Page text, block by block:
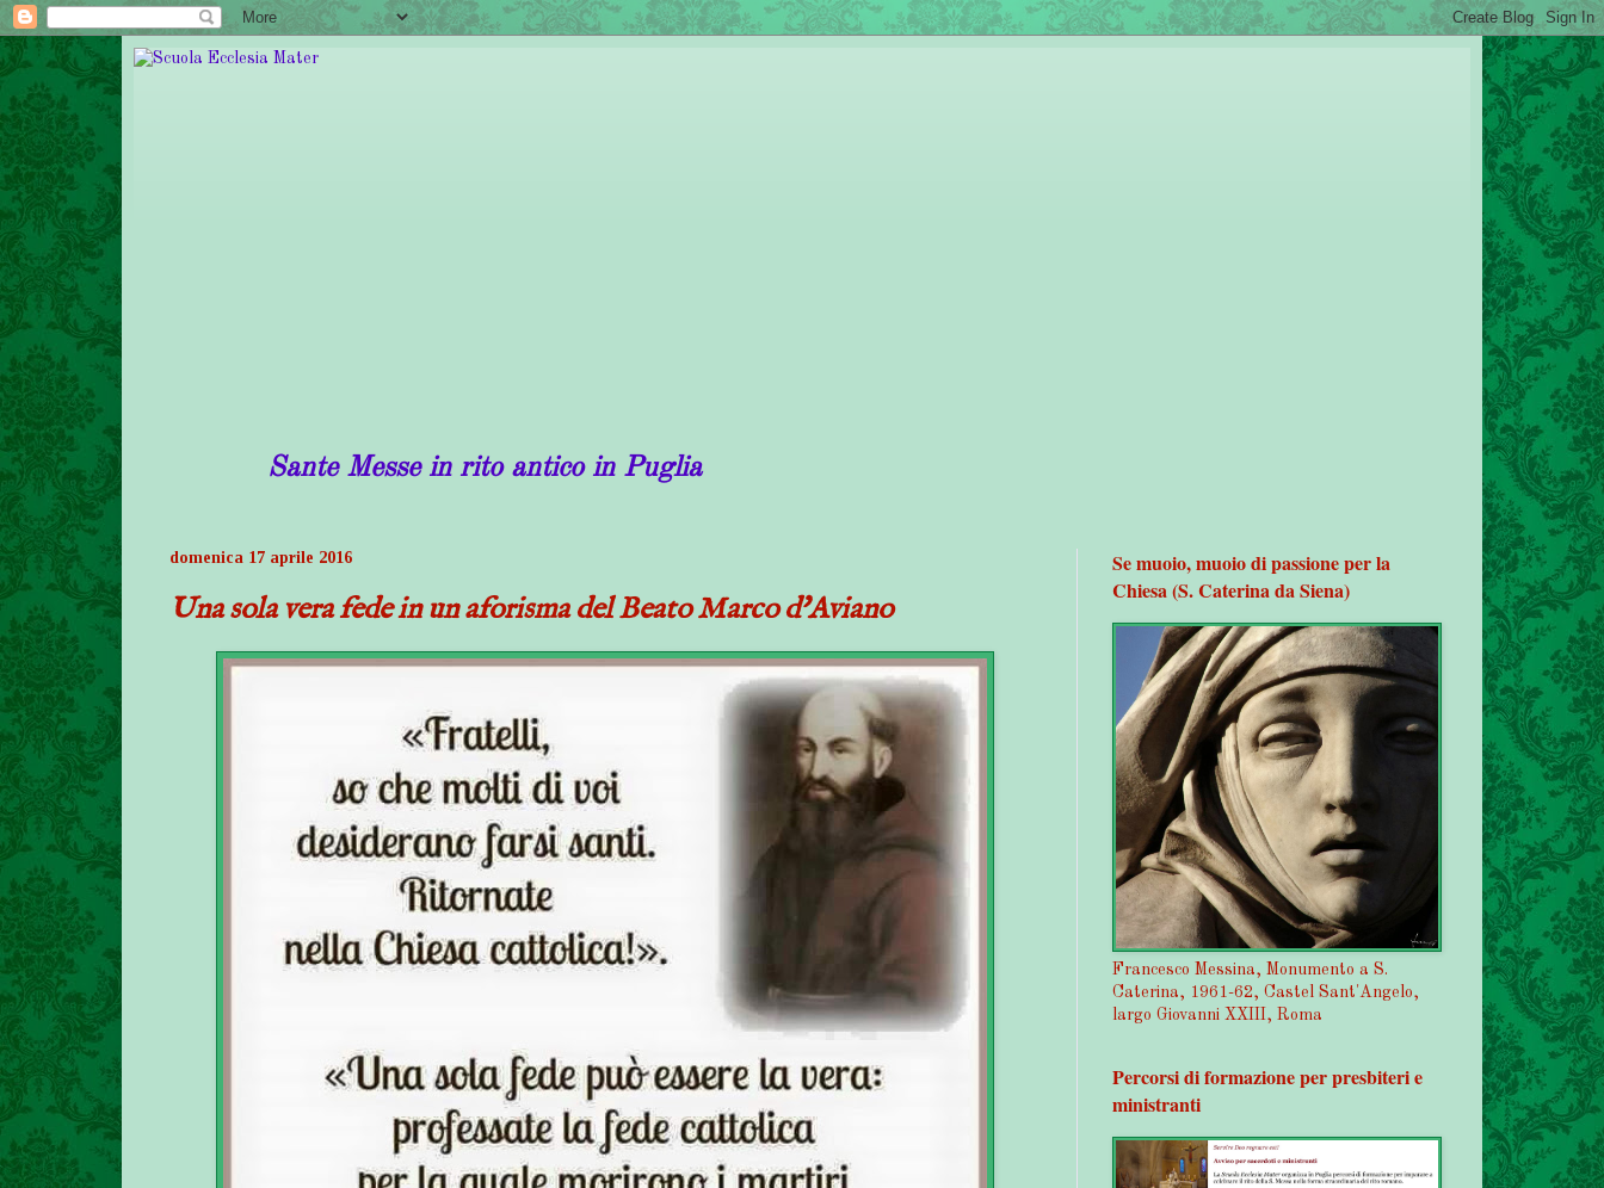
Sante Messe in rito antico in Puglia
domenica 17 aprile 2016
Una sola vera fede in un aforisma del Beato Marco d'Aviano
Se muoio, muoio di passione per la
Chiesa (S. Caterina da Siena)
Francesco Messina, Monumento a S.
Caterina, 1961-62, Castel Sant'Angelo,
largo Giovanni XXIII, Roma
Percorsi di formazione per presbiteri e
ministranti